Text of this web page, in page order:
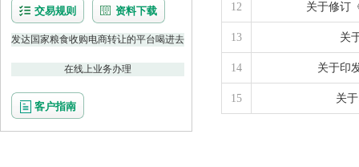
交易规则 资料下载
发达国家粮食收购电商转让的平台喝进去
在线上业务办理
客户指南
12 关于修订
13 关
14 关于印
15 关